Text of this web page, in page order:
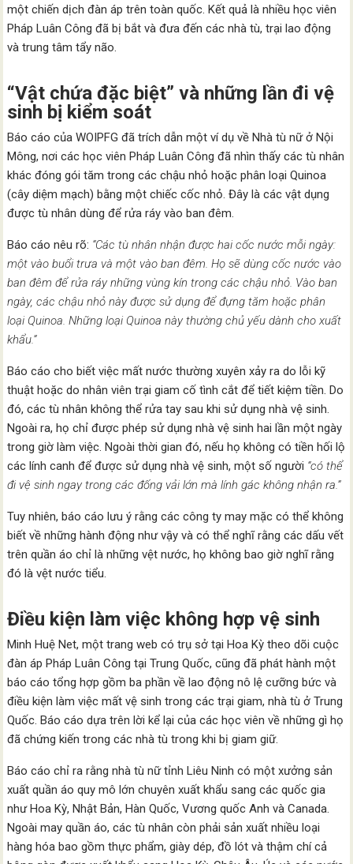
một chiến dịch đàn áp trên toàn quốc. Kết quả là nhiều học viên
Pháp Luân Công đã bị bắt và đưa đến các nhà tù, trại lao động
và trung tâm tẩy não.
“Vật chứa đặc biệt” và những lần đi vệ
sinh bị kiểm soát
Báo cáo của WOIPFG đã trích dẫn một ví dụ về Nhà tù nữ ở Nội
Mông, nơi các học viên Pháp Luân Công đã nhìn thấy các tù nhân
khác đóng gói tăm trong các chậu nhỏ hoặc phân loại Quinoa
(cây diệm mạch) bằng một chiếc cốc nhỏ. Đây là các vật dụng
được tù nhân dùng để rửa ráy vào ban đêm.
Báo cáo nêu rõ: “Các tù nhân nhận được hai cốc nước mỗi ngày:
một vào buổi trưa và một vào ban đêm. Họ sẽ dùng cốc nước vào
ban đêm để rửa ráy những vùng kín trong các chậu nhỏ. Vào ban
ngày, các chậu nhỏ này được sử dụng để đựng tăm hoặc phân
loại Quinoa. Những loại Quinoa này thường chủ yếu dành cho xuất
khẩu.”
Báo cáo cho biết việc mất nước thường xuyên xảy ra do lỗi kỹ
thuật hoặc do nhân viên trại giam cố tình cắt để tiết kiệm tiền. Do
đó, các tù nhân không thể rửa tay sau khi sử dụng nhà vệ sinh.
Ngoài ra, họ chỉ được phép sử dụng nhà vệ sinh hai lần một ngày
trong giờ làm việc. Ngoài thời gian đó, nếu họ không có tiền hối lộ
các lính canh để được sử dụng nhà vệ sinh, một số người “có thể
đi vệ sinh ngay trong các đống vải lớn mà lính gác không nhận ra.”
Tuy nhiên, báo cáo lưu ý rằng các công ty may mặc có thể không
biết về những hành động như vậy và có thể nghĩ rằng các dấu vết
trên quần áo chỉ là những vệt nước, họ không bao giờ nghĩ rằng
đó là vệt nước tiểu.
Điều kiện làm việc không hợp vệ sinh
Minh Huệ Net, một trang web có trụ sở tại Hoa Kỳ theo dõi cuộc
đàn áp Pháp Luân Công tại Trung Quốc, cũng đã phát hành một
báo cáo tổng hợp gồm ba phần về lao động nô lệ cưỡng bức và
điều kiện làm việc mất vệ sinh trong các trại giam, nhà tù ở Trung
Quốc. Báo cáo dựa trên lời kể lại của các học viên về những gì họ
đã chứng kiến ​​trong các nhà tù trong khi bị giam giữ.
Báo cáo chỉ ra rằng nhà tù nữ tỉnh Liêu Ninh có một xưởng sản
xuất quần áo quy mô lớn chuyên xuất khẩu sang các quốc gia
như Hoa Kỳ, Nhật Bản, Hàn Quốc, Vương quốc Anh và Canada.
Ngoài may quần áo, các tù nhân còn phải sản xuất nhiều loại
hàng hóa bao gồm thực phẩm, giày dép, đồ lót và thậm chí cả